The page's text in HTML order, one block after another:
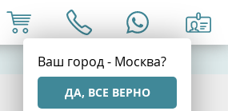
Ваш город - Москва?
ДА, ВСЕ ВЕРНО